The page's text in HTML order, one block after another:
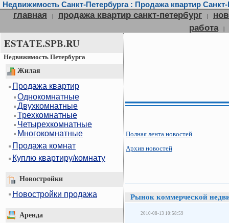
Недвижимость Санкт-Петербурга : Продажа квартир
главная | продажа квартир санкт-петербург |
работа
|
ESTATE.SPB.RU
Недвижимость Петербурга
Жилая
Продажа квартир
Однокомнатные
Двухкомнатные
Трехкомнатные
Четырехкомнатные
Многокомнатные
Продажа комнат
Куплю квартиру/комнату
Новостройки
Новостройки продажа
Аренда
Полная лента новостей
Архив новостей
Рынок коммерческой
2010-08-13 10:58:59